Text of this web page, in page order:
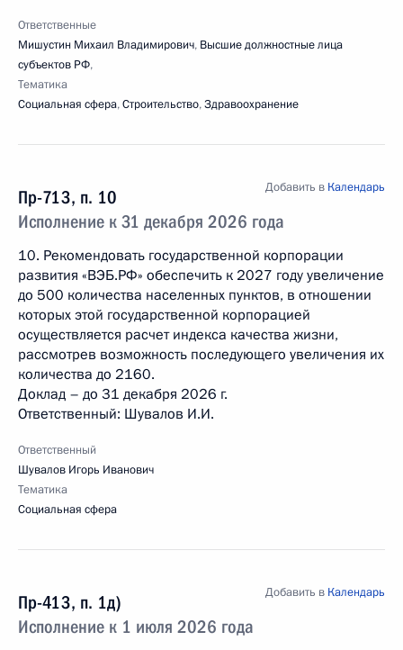
Ответственные
Мишустин Михаил Владимирович, Высшие должностные лица
субъектов РФ,
Тематика
Социальная сфера,Строительство,Здравоохранение
Пр-713, п. 10
Исполнение к 31 декабря 2026 года
Добавить в Календарь
10. Рекомендовать государственной корпорации
развития «ВЭБ.РФ» обеспечить к 2027 году увеличение
до 500 количества населенных пунктов, в отношении
которых этой государственной корпорацией
осуществляется расчет индекса качества жизни,
рассмотрев возможность последующего увеличения их
количества до 2160.
Доклад – до 31 декабря 2026 г.
Ответственный: Шувалов И.И.
Ответственный
Шувалов Игорь Иванович
Тематика
Социальная сфера
Пр-413, п. 1д)
Исполнение к 1 июля 2026 года
Добавить в Календарь